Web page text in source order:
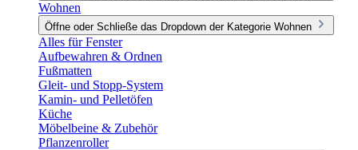
Wohnen
Öffne oder Schließe das Dropdown der Kategorie Wohnen
Alles für Fenster
Aufbewahren & Ordnen
Fußmatten
Gleit- und Stopp-System
Kamin- und Pelletöfen
Küche
Möbelbeine & Zubehör
Pflanzenroller